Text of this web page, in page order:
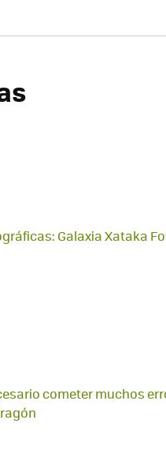
Galaxia Xataka
cometer muchos